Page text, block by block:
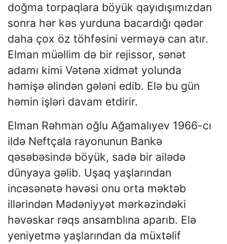
doğma torpaqlara böyük qayıdışımızdan
sonra hər kəs yurduna bacardığı qədər
daha çox öz töhfəsini verməyə can atır.
Elman müəllim də bir rejissor, sənət
adamı kimi Vətənə xidmət yolunda
həmişə əlindən gələni edib. Elə bu gün
həmin işləri davam etdirir.
Elman Rəhman oğlu Ağamalıyev 1966-cı
ildə Neftçala rayonunun Bankə
qəsəbəsində böyük, sadə bir ailədə
dünyaya gəlib. Uşaq yaşlarından
incəsənətə həvəsi onu orta məktəb
illərindən Mədəniyyət mərkəzindəki
həvəskar rəqs ansamblına aparıb. Elə
yeniyetmə yaşlarından da müxtəlif